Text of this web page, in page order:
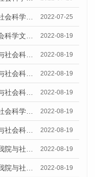
7月19日《广州日报》报道我院与社会科学文献出版社联合发布《广州蓝皮书：广州城乡融合发展报告(2022)》的媒体采访 2022-07-25
8月18日《南方网》报道我院与社会科学文献出版社联合发布的《广州蓝皮书：广州经济发展报告（2022）》的媒体文章 2022-08-19
8月17日《中国新闻网》报道我院与社会科学文献出版社联合发布的《广州蓝皮书：广州经济发展报告（2022）》的媒体文章 2022-08-19
8月17日《中国发展网》报道我院与社会科学文献出版社联合发布的《广州蓝皮书：广州经济发展报告（2022）》的媒体文章 2022-08-19
8月17日《中国发展网》报道我院与社会科学文献出版社联合发布的《广州蓝皮书：广州经济发展报告（2022）》的媒体文章 2022-08-19
8月19日《南方日报》报道我院与社会科学文献出版社联合发布的《广州蓝皮书：广州经济发展报告（2022）》的媒体文章 2022-08-19
8月17日《信息时报讯》报道我院与社会科学文献出版社联合发布的《广州蓝皮书：广州经济发展报告（2022）》的媒体文章 2022-08-19
8月18日《广州日报客户端》报道我院与社会科学文献出版社联合发布的《广州蓝皮书：广州经济发展报告（2022）》的媒体文章 2022-08-19
8月18日《广州日报新花城》报道我院与社会科学文献出版社联合发布的《广州蓝皮书：广州经济发展报告（2022）》的媒体文章 2022-08-19